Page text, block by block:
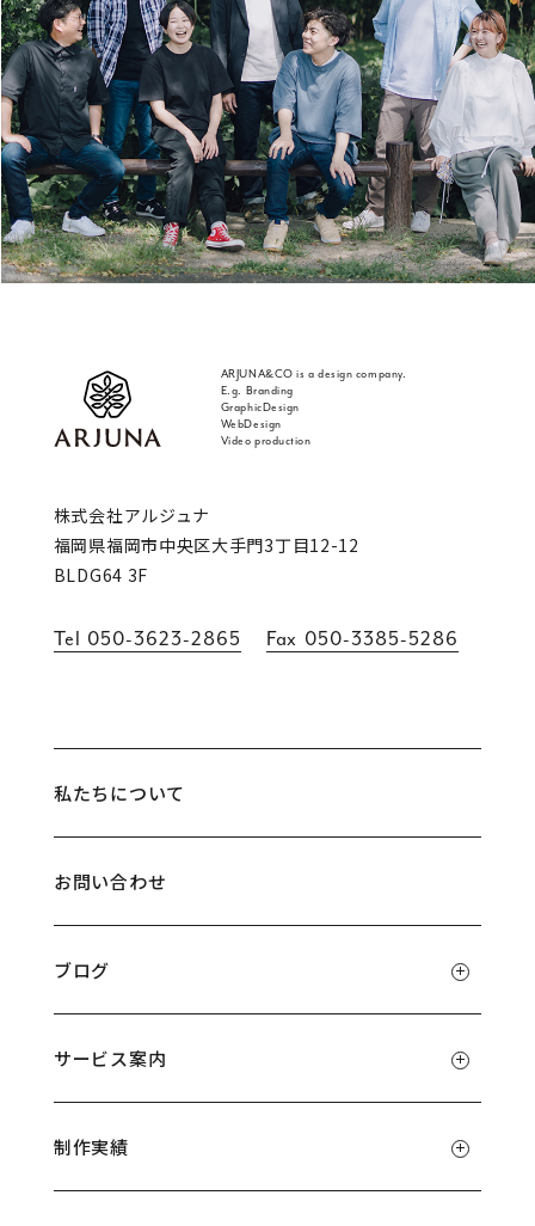
福岡 ブランディング・ブランディングデザイ
ARJUNA&CO is a design company.
E.g. Branding
GraphicDesign
WebDesign
Video production
株式会社アルジュナ
福岡県福岡市中央区大手門3丁目12-12
BLDG64 3F
Tel 050-3623-2865 Fax 050-3385-5286
私たちについて
お問い合わせ
ブログ
サービス案内
制作実績